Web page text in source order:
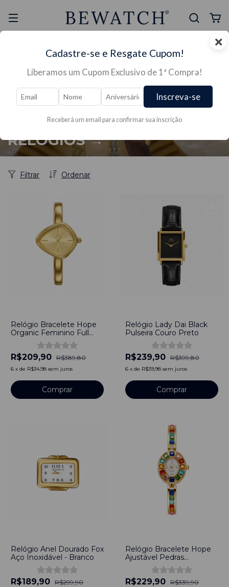
Mais Segura Lojas Físicas
RELÓGIOS →
Ordenar
Filtrar
Relógio Bracelete Hope
Organic Feminino Full
Dourado
R$209,90 R$389,80
6 x de R$34,98 sem juros
Relógio Lady Dai Black
Pulseira Couro Preto
R$239,90 R$399,80
6 x de R$39,98 sem juros
Comprar
Relógio Anel Dourado Fox
Aço Inoxidável - Branco
R$189,90 R$299,90
Relógio Bracelete Hope
Ajustável Pedras
Feminino Dourado
R$229,90 R$339,90
×
Cadastre-se e Resgate Cupom!
Liberamos um Cupom Exclusivo de 1ª Compra!
Inscreva-se
Receberá um email para confirmar sua inscrição